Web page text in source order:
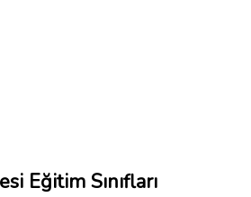
Eğitim Sınıfları